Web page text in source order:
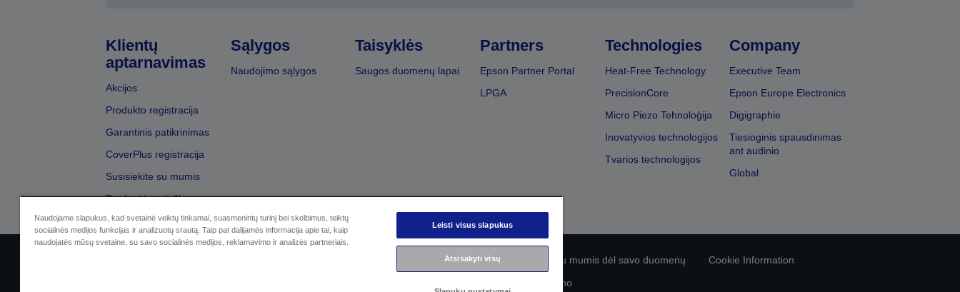
Klientų
aptarnavimas
Akcijos
Produkto registracija
Garantinis patikrinimas
CoverPlus registracija
Susisiekite su mumis
Pardavėjų paieška
Sąlygos
Naudojimo sąlygos
Taisyklės
Saugos duomenų lapai
Partners
Epson Partner Portal
LPGA
Technologies
Heat-Free Technology
PrecisionCore
Micro Piezo Tehnoloģija
Inovatyvios technologijos
Tvarios technologijos
Company
Executive Team
Epson Europe Electronics
Digigraphie
Tiesioginis spausdinimas
ant audinio
Global
EU Data Act Compliance Susisiekite su mumis dėl savo duomenų
Cookie Information
„Epson“ įsipareigojimas dėl prieinamumo
Naudojame slapukus, kad svetainė veiktų tinkamai, suasmenintų turinį bei skelbimus, teiktų
socialinės medijos funkcijas ir analizuotų srautą. Taip pat dalijamės informacija apie tai, kaip
naudojatės mūsų svetaine, su savo socialinės medijos, reklamavimo ir analizės partneriais.
Leisti visus slapukus
Atsisakyti visų